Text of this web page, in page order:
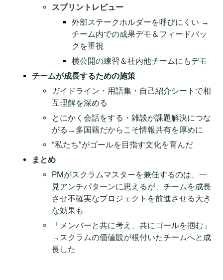
スプリントレビュー
外部ステークホルダーを呼びにくい →
チーム内での成果デモ＆フィードバッ
クを重視
横公開の練習＆社内他チームにもデモ
チームが成長するための施策
ガイドライン・用語集・自己紹介シートで相
互理解を深める
とにかく会話をする・雑談が課題解決につな
がる→多国籍だからこそ情報共有を厚めに
“私たち”がゴールを目指す文化を育んだ
まとめ
PMがスクラムマスターを兼任するのは、一
見アンチパターンに思えるが、チームを成長
させ不確実なプロジェクトを前進させる大き
な効果も
「メンバーと共に考え、共にゴールを掴む」
→スクラムの価値観が根付いたチームへと成
長した